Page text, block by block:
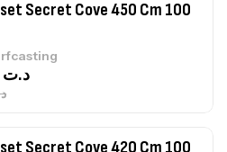
Secret Cove 420 Cm 100